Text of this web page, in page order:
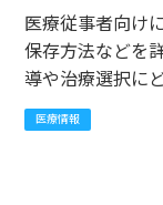
医療従事者向け
保存方法などを
導や治療選択に
医療情報